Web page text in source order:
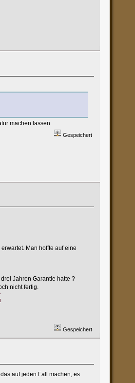
machen lassen.
Gespeichert
Man hoffte auf eine
Jahren Garantie hatte ?
nicht fertig.
Gespeichert
auf jeden Fall machen, es